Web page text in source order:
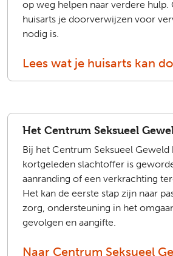
op weg helpen naar verdere hulp.
huisarts je doorverwijzen voor
nodig is.
Lees wat je huisarts kan
Het Centrum Seksueel
Bij het Centrum Seksueel Geweld
kortgeleden slachtoffer is
aanranding of een verkrachting
Het kan de eerste stap zijn naar
zorg, ondersteuning in het
gevolgen en aangifte.
Naar Centrum Seksueel